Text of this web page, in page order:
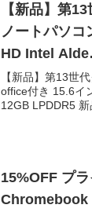
【新品】第
ノートパソ
HD Intel
【新品】第13世
office付き 15.6イ
12GB LPDDR5 新
15%OFF プライ
Chromebook